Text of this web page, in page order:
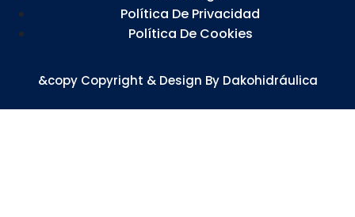
&copy Copyright & Design By Dakohidráulica
Política De Privacidad
Política De Cookies